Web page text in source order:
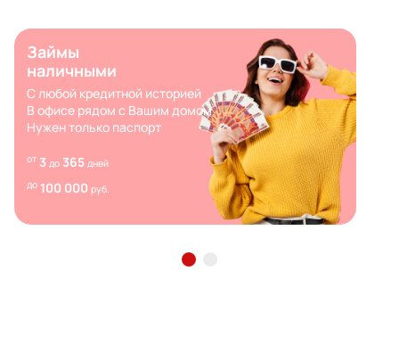
Займы
наличными
С любой кредитной историей
В офисе рядом с Вашим домом
Нужен только паспорт
от 3 до 365 дней
до 100 000 руб.